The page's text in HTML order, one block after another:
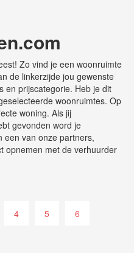
Zo vind je een woonruimte
de linkerzijde jou gewenste
en prijscategorie. Heb je dit
woonruimtes. Op
woning. Als jij
gevonden word je
een van onze partners,
opnemen met de verhuurder
4 5 6